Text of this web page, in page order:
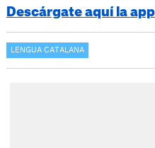
Descárgate aquí la
LENGUA CATALANA